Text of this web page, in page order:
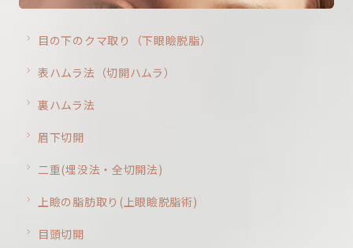
目の下のクマ取り（下眼瞼脱脂）
表ハムラ法（切開ハムラ）
裏ハムラ法
眉下切開
二重(埋没法・全切開法)
上瞼の脂肪取り(上眼瞼脱脂術)
目頭切開